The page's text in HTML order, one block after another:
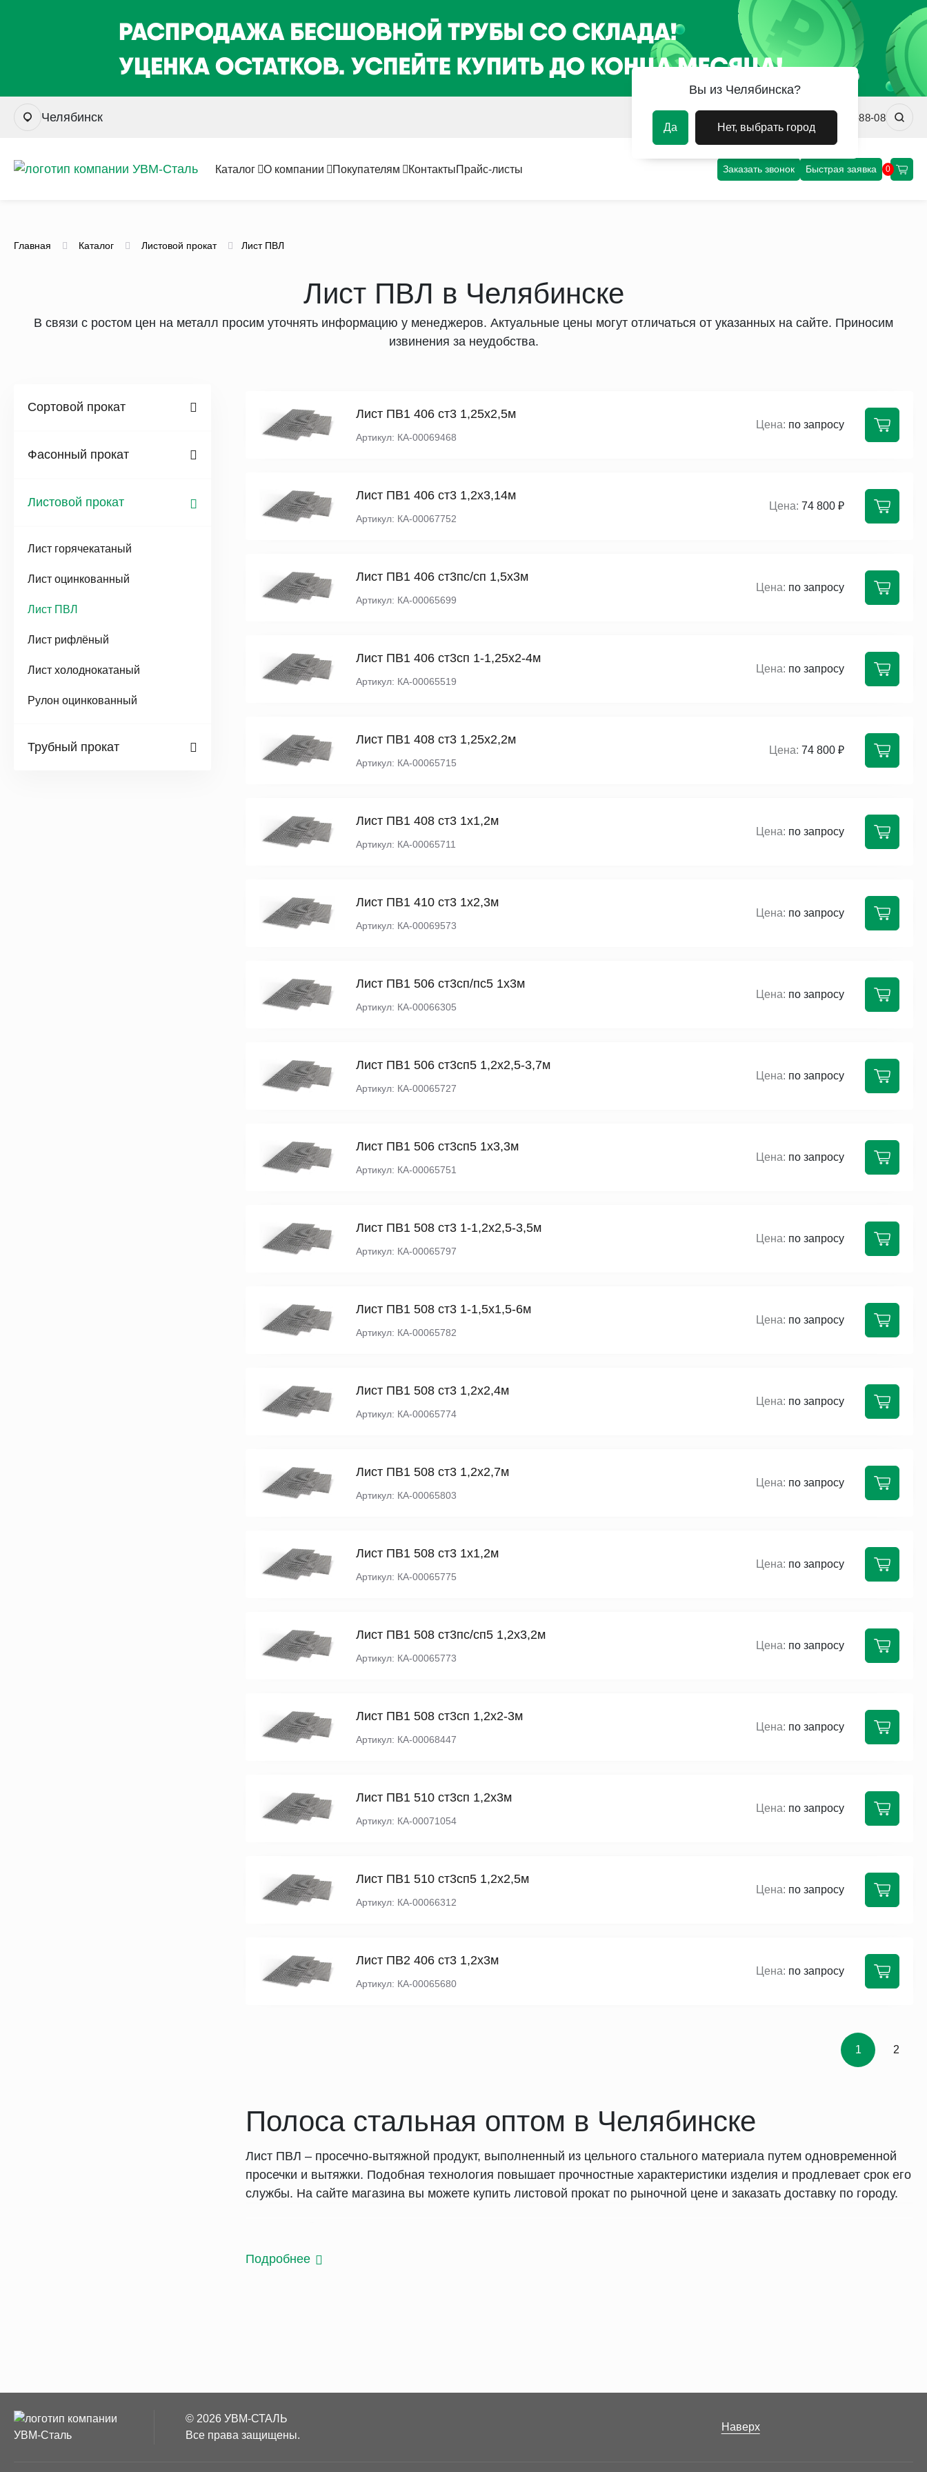
Челябинск chel@uvm-steel.ru +7 (351) 220-88-08
Каталог О компании Покупателям КонтактыПрайс-листы Заказать звонок Быстрая заявка 0
Главная Каталог Листовой прокат Лист ПВЛ
Лист ПВЛ в Челябинске
В связи с ростом цен на металл просим уточнять информацию у менеджеров. Актуальные цены могут отличаться от указанных на сайте. Приносим
извинения за неудобства.
Сортовой прокат
Фасонный прокат
Листовой прокат
Лист горячекатаный
Лист оцинкованный
Лист ПВЛ
Лист рифлёный
Лист холоднокатаный
Рулон оцинкованный
Трубный прокат
Лист ПВ1 406 ст3 1,25х2,5м
Артикул: КА-00069468
по запросу
Лист ПВ1 406 ст3 1,2х3,14м
Артикул: КА-00067752
74 800 ₽
Лист ПВ1 406 ст3пс/сп 1,5х3м
Артикул: КА-00065699
по запросу
Лист ПВ1 406 ст3сп 1-1,25х2-4м
Артикул: КА-00065519
по запросу
Лист ПВ1 408 ст3 1,25х2,2м
Артикул: КА-00065715
74 800 ₽
Лист ПВ1 408 ст3 1х1,2м
Артикул: КА-00065711
по запросу
Лист ПВ1 410 ст3 1х2,3м
Артикул: КА-00069573
по запросу
Лист ПВ1 506 ст3сп/пс5 1х3м
Артикул: КА-00066305
по запросу
Лист ПВ1 506 ст3сп5 1,2х2,5-3,7м
Артикул: КА-00065727
по запросу
Лист ПВ1 506 ст3сп5 1х3,3м
Артикул: КА-00065751
по запросу
Лист ПВ1 508 ст3 1-1,2х2,5-3,5м
Артикул: КА-00065797
по запросу
Лист ПВ1 508 ст3 1-1,5х1,5-6м
Артикул: КА-00065782
по запросу
Лист ПВ1 508 ст3 1,2х2,4м
Артикул: КА-00065774
по запросу
Лист ПВ1 508 ст3 1,2х2,7м
Артикул: КА-00065803
по запросу
Лист ПВ1 508 ст3 1х1,2м
Артикул: КА-00065775
по запросу
Лист ПВ1 508 ст3пс/сп5 1,2х3,2м
Артикул: КА-00065773
по запросу
Лист ПВ1 508 ст3сп 1,2х2-3м
Артикул: КА-00068447
по запросу
Лист ПВ1 510 ст3сп 1,2х3м
Артикул: КА-00071054
по запросу
Лист ПВ1 510 ст3сп5 1,2х2,5м
Артикул: КА-00066312
по запросу
Лист ПВ2 406 ст3 1,2х3м
Артикул: КА-00065680
по запросу
1 2
Полоса стальная оптом в Челябинске
Лист ПВЛ – просечно-вытяжной продукт, выполненный из цельного стального материала путем одновременной
просечки и вытяжки. Подобная технология повышает прочностные характеристики изделия и продлевает срок его
службы. На сайте магазина вы можете купить листовой прокат по рыночной цене и заказать доставку по городу.
Производителям просечно-вытяжных листов ПВЛ удалось уменьшить стоимость продукта путем снижения
низкие цены на листы ПВЛ в Челябинске.
Подробнее
© 2026 УВМ-СТАЛЬ
Все права защищены.
Наверх
Вы из Челябинска?
Да Нет, выбрать город